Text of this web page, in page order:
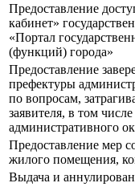
Предоставление
кабинет»
«Портал
(функций) города»
Предоставление
префектуры
по вопросам,
заявителя, в том
административного
Предоставление мер
жилого помещения,
Выдача и